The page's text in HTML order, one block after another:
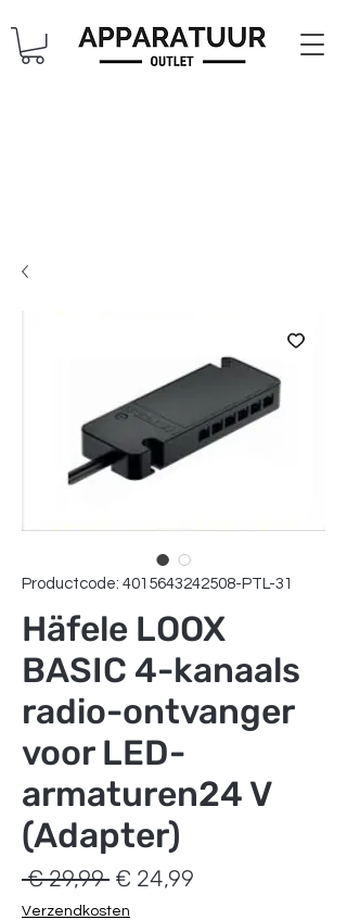
Productcode: 4015643242508-PTL-31
Häfele LOOX
BASIC 4-kanaals
radio-ontvanger
voor LED-
armaturen24 V
(Adapter)
€ 29,99 Normale
prijs
€ 24,99
Verzendkosten